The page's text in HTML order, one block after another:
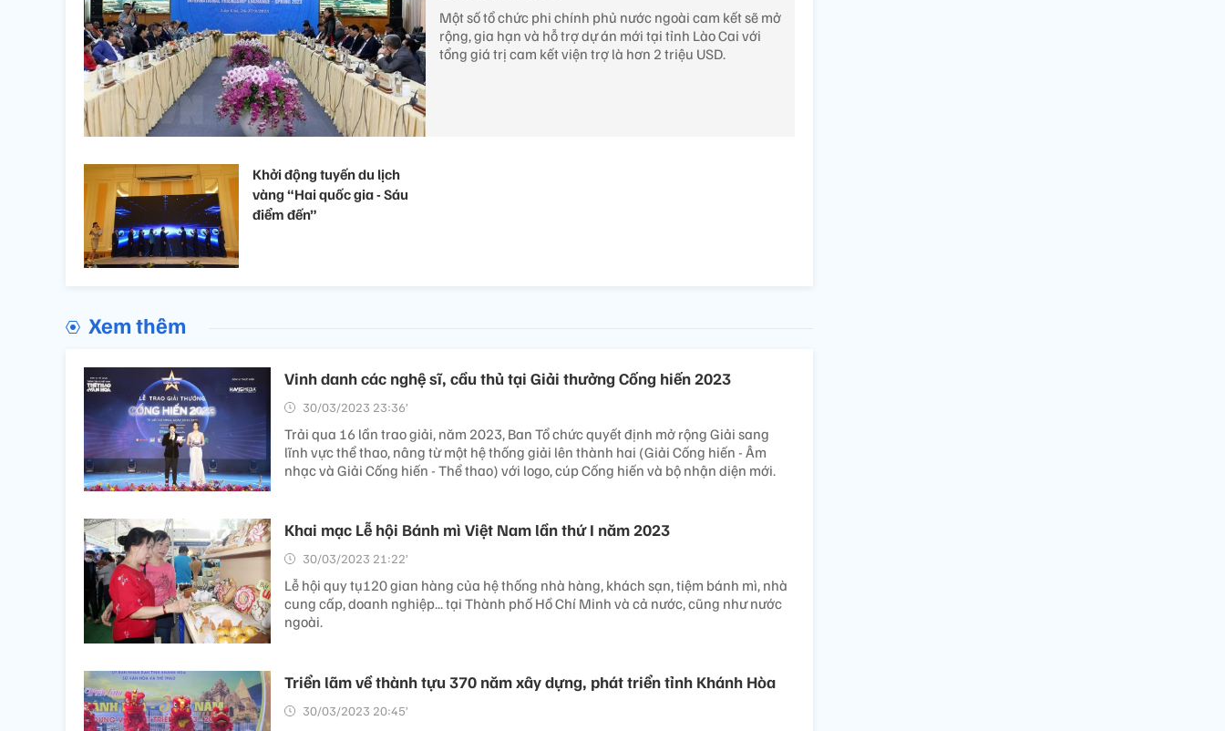
Một số tổ chức phi chính phủ nước ngoài cam kết sẽ mở
rộng, gia hạn và hỗ trợ dự án mới tại tỉnh Lào Cai với
tổng giá trị cam kết viện trợ là hơn 2 triệu USD.
Khởi động tuyến du lịch
vàng “Hai quốc gia - Sáu
điểm đến”
Xem thêm
Vinh danh các nghệ sĩ, cầu thủ tại Giải thưởng Cống hiến 2023
30/03/2023 23:36’
Trải qua 16 lần trao giải, năm 2023, Ban Tổ chức quyết định mở rộng Giải sang
lĩnh vực thể thao, nâng từ một hệ thống giải lên thành hai (Giải Cống hiến - Âm
nhạc và Giải Cống hiến - Thể thao) với logo, cúp Cống hiến và bộ nhận diện mới.
Khai mạc Lễ hội Bánh mì Việt Nam lần thứ I năm 2023
30/03/2023 21:22’
Lễ hội quy tụ120 gian hàng của hệ thống nhà hàng, khách sạn, tiệm bánh mì, nhà
cung cấp, doanh nghiệp... tại Thành phố Hồ Chí Minh và cả nước, cũng như nước
ngoài.
Triển lãm về thành tựu 370 năm xây dựng, phát triển tỉnh Khánh Hòa
30/03/2023 20:45’